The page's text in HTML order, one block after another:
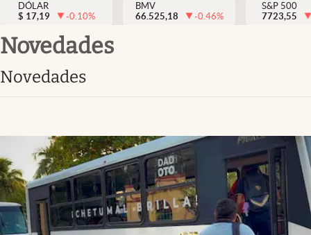
México
Dólar y mercados
Opinión
Brand Strategy
Vida y estilo
Tv
Clima
Espiritualidad
DÓLAR
$ 17,19 -0.10%
BMV
66.525,18
-0.46%
S&P 500
7723,55
novedades
novedades